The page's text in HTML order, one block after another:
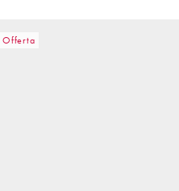
Offerta